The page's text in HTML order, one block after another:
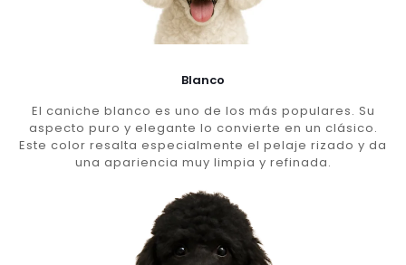
Blanco
El caniche blanco es uno de los más populares. Su
aspecto puro y elegante lo convierte en un clásico.
Este color resalta especialmente el pelaje rizado y da
una apariencia muy limpia y refinada.